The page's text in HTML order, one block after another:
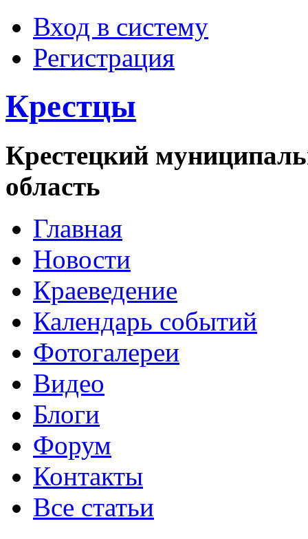
Вход в систему
Регистрация
Крестцы
Крестецкий
область
Главная
Новости
Краеведение
Календарь событий
Фотогалереи
Видео
Блоги
Форум
Контакты
Все статьи